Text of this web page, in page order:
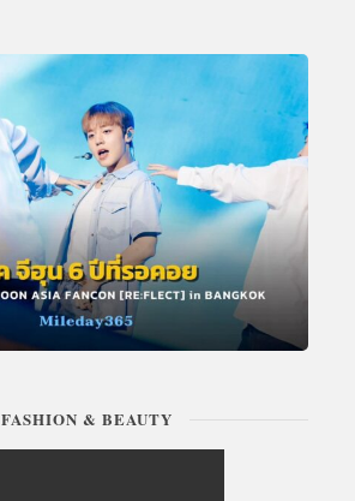
FASHION & BEAUTY